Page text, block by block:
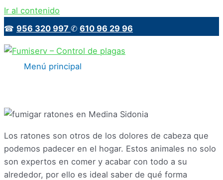
Ir al contenido
☎ 956 320 997 ✆ 610 96 29 96
Menú principal
Los ratones son otros de los dolores de cabeza que
podemos padecer en el hogar. Estos animales no solo
son expertos en comer y acabar con todo a su
alrededor, por ello es ideal saber de qué forma